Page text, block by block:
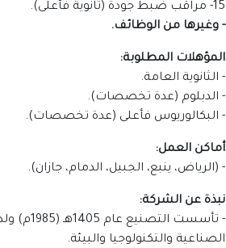
15- مراقب ضبط جودة (ثانوية فأعلى).
- وغيرها من الوظائف.
المؤهلات المطلوبة:
- الثانوية العامة.
- الدبلوم (عدة تخصصات).
- البكالوريوس فأعلى (عدة تخصصات).
أماكن العمل:
- (الرياض، ينبع، الجبيل، الدمام، جازان).
نبذة عن الشركة:
-
الصناعية والتكنولوجيا والبيئة.